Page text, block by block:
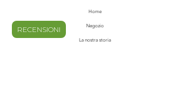
Home
Negozio
La nostra storia
RECENSIONI